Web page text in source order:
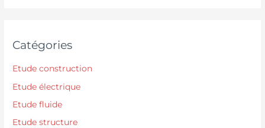
Catégories
Etude construction
Etude électrique
Etude fluide
Etude structure